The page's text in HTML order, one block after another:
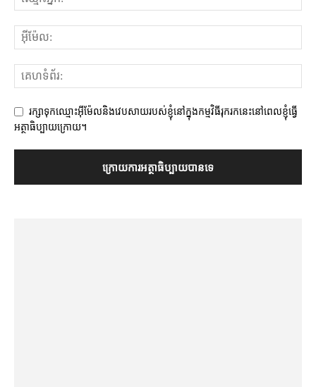
រក្សាទុកឈ្មោះអ៊ីម៉ែលនិងវេបសាយរបស់ខ្ញុំនៅក្នុងកម្មវិធីរុករកនេះនៅពេលខ្ញុំធ្វើ
អត្ថាធិប្បាយក្រោយ។